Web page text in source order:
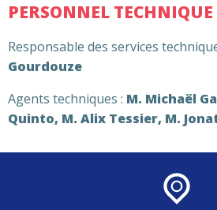
PERSONNEL TECHNIQUE
Responsable des services
Gourdouze
Agents techniques : M. Michaël
Quinto, M. Alix Tessier, M.